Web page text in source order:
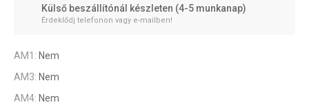
Külső beszállítónál készleten (4-5 munkanap)
Érdeklődj telefonon vagy e-mailben!
AM1: Nem
AM3: Nem
AM4: Nem